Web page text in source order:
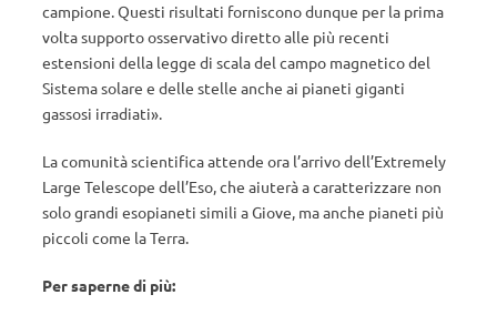
campione. Questi risultati forniscono dunque per la prima
volta supporto osservativo diretto alle più recenti
estensioni della legge di scala del campo magnetico del
Sistema solare e delle stelle anche ai pianeti giganti
gassosi irradiati».
La comunità scientifica attende ora l’arrivo dell’Extremely
Large Telescope dell’Eso, che aiuterà a caratterizzare non
solo grandi esopianeti simili a Giove, ma anche pianeti più
piccoli come la Terra.
Per saperne di più: